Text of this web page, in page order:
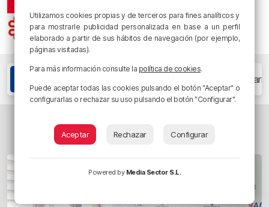
José
TAMBIÉN TE PUEDE INTERESAR...
Utilizamos cookies propias y de terceros para fines analíticos y
para mostrarle publicidad personalizada en base a un perfil
elaborado a partir de sus hábitos de navegación (por ejemplo,
páginas visitadas).
Para más información consulte la política de cookies.
Puede aceptar todas las cookies pulsando el botón "Aceptar" o
configurarlas o rechazar su uso pulsando el botón "Configurar".
Aceptar Rechazar Configurar
Powered by Media Sector S.L.